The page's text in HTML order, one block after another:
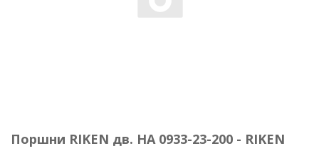
Поршни RIKEN дв. НА 0933-23-200 - RIKEN